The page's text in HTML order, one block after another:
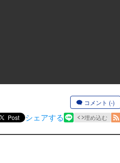
コメント (-)
Post シェアする 埋め込む